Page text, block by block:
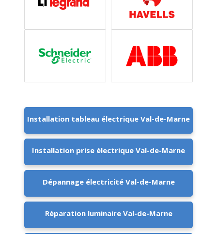
Installation tableau électrique Val-de-Marne
Installation prise électrique Val-de-Marne
Dépannage électricité Val-de-Marne
Réparation luminaire Val-de-Marne